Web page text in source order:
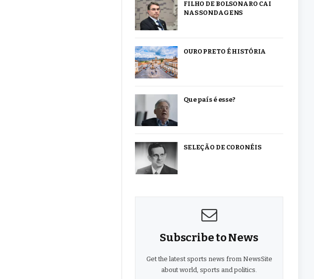
FILHO DE BOLSONARO CAI
NAS SONDAGENS
OURO PRETO É HISTÓRIA
Que país é esse?
SELEÇÃO DE CORONÉIS
Subscribe to News
Get the latest sports news from NewsSite
about world, sports and politics.